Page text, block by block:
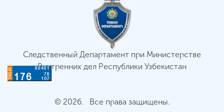
Следственный Департамент при Министерстве
Внутренних дел Республики Узбекистан
© 2026. Все права защищены.